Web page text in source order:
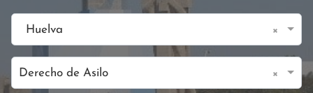
Huelva ×
Derecho de Asilo ×